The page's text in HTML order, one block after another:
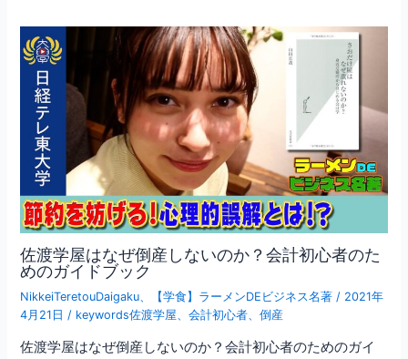
佐渡学屋はなぜ倒産しないのか？会計初心者のた
めのガイドブック
NikkeiTeretouDaigaku 【学食】ラーメンDEビジネス名著 / 2021年
4月21日 / keywords佐渡学屋 、会計初心者 、倒産
佐渡学屋はなぜ倒産しないのか？会計初心者のためのガイ